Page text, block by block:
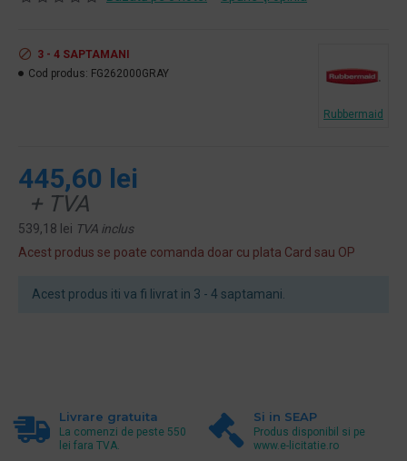
Acest produs iti va fi livrat in 3 - 4 saptamani.
445,60 lei
+ TVA
539,18 lei TVA inclus
Acest produs se poate comanda doar cu plata Card sau OP
3 - 4 SAPTAMANI
Cod produs: FG262000GRAY
Rubbermaid
Livrare gratuita
La comenzi de peste 550
lei fara TVA.
Si in SEAP
Produs disponibil si pe
www.e-licitatie.ro